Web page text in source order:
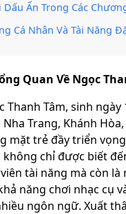
Ấn Trong Các Chương
Cá Nhân Và Tài Năng
Quan Về Ngọc
Thanh Tâm, sinh ngày
Nha Trang, Khánh
mặt trẻ đầy triển
không chỉ được biết
tài năng mà còn là
năng chơi nhạc cụ
ngôn ngữ. Xuất